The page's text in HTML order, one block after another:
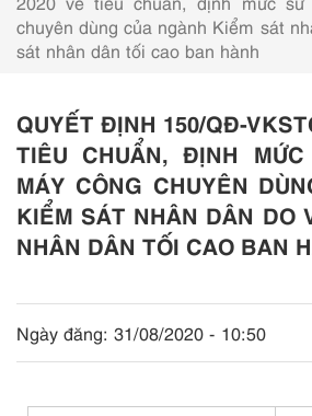
chuyên dùng của ngành Kiểm sát
sát nhân dân tối cao ban hành
QUYẾT ĐỊNH 150/QĐ-
TIÊU CHUẨN, ĐỊNH
MÁY CÔNG CHUYÊN
KIỂM SÁT NHÂN DÂN DO
NHÂN DÂN TỐI CAO BAN
Ngày đăng: 31/08/2020 - 10:50